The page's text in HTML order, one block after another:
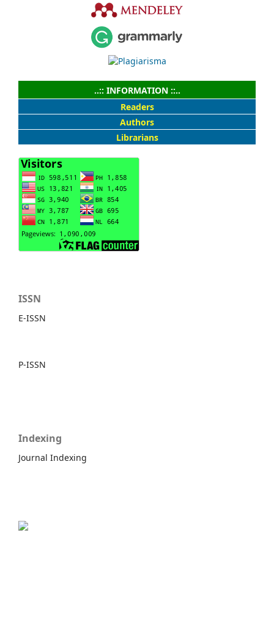
..:: INFORMATION ::..
Readers
Authors
Librarians
ISSN
E-ISSN
P-ISSN
Indexing
Journal Indexing